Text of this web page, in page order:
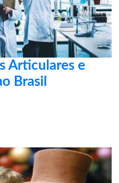
Articulares e
Brasil